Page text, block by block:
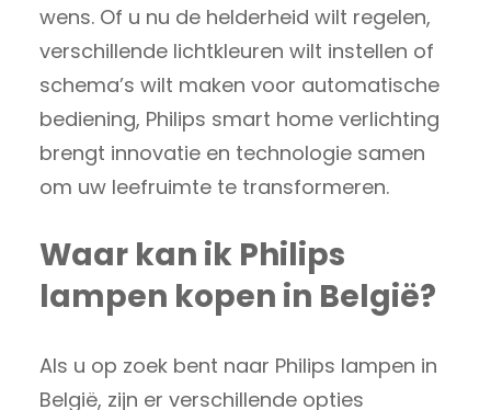
wens. Of u nu de helderheid wilt regelen,
verschillende lichtkleuren wilt instellen of
schema’s wilt maken voor automatische
bediening, Philips smart home verlichting
brengt innovatie en technologie samen
om uw leefruimte te transformeren.
Waar kan ik Philips
lampen kopen in België?
Als u op zoek bent naar Philips lampen in
België, zijn er verschillende opties